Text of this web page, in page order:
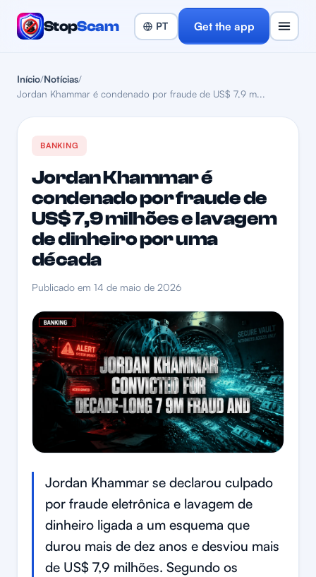
StopScam Get the app
Início/Notícias/
Jordan Khammar é condenado por fraude de US$ 7,9 m...
BANKING
Jordan Khammar é
condenado por fraude de
US$ 7,9 milhões e lavagem
de dinheiro por uma
década
Publicado em 14 de maio de 2026
Jordan Khammar se declarou culpado
por fraude eletrônica e lavagem de
dinheiro ligada a um esquema que
durou mais de dez anos e desviou mais
de US$ 7,9 milhões. Segundo os